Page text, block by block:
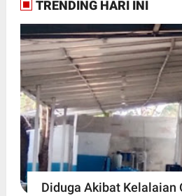
TRENDING HARI INI
Diduga Akibat Kelalaian